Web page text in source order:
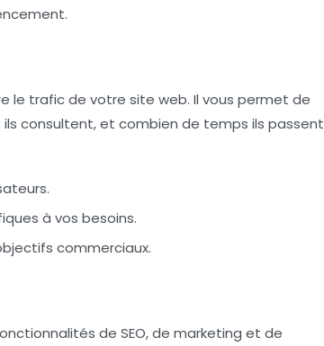
le trafic de votre site web. Il vous permet de
consultent, et combien de temps ils passent
à vos besoins.
commerciaux.
de SEO, de marketing et de